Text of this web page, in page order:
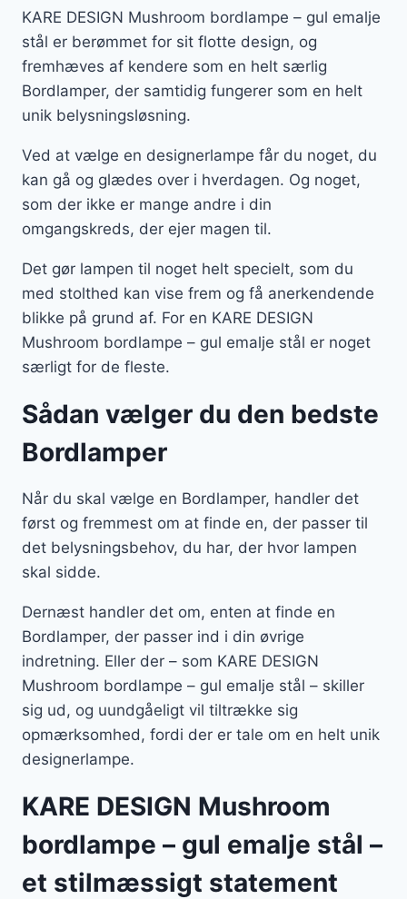
KARE DESIGN Mushroom bordlampe – gul emalje
stål er berømmet for sit flotte design, og
fremhæves af kendere som en helt særlig
Bordlamper, der samtidig fungerer som en helt
unik belysningsløsning.
Ved at vælge en designerlampe får du noget, du
kan gå og glædes over i hverdagen. Og noget,
som der ikke er mange andre i din
omgangskreds, der ejer magen til.
Det gør lampen til noget helt specielt, som du
med stolthed kan vise frem og få anerkendende
blikke på grund af. For en KARE DESIGN
Mushroom bordlampe – gul emalje stål er noget
særligt for de fleste.
Sådan vælger du den bedste
Bordlamper
Når du skal vælge en Bordlamper, handler det
først og fremmest om at finde en, der passer til
det belysningsbehov, du har, der hvor lampen
skal sidde.
Dernæst handler det om, enten at finde en
Bordlamper, der passer ind i din øvrige
indretning. Eller der – som KARE DESIGN
Mushroom bordlampe – gul emalje stål – skiller
sig ud, og uundgåeligt vil tiltrække sig
opmærksomhed, fordi der er tale om en helt unik
designerlampe.
KARE DESIGN Mushroom
bordlampe – gul emalje stål –
et stilmæssigt statement